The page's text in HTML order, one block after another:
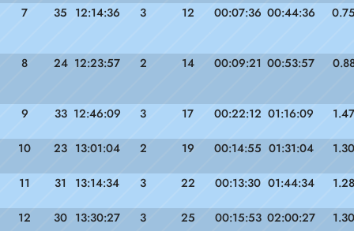
7 35 12:14:36 3 12 00:07:36 00:44:36
8 24 12:23:57 2 14 00:09:21 00:53:57
9 33 12:46:09 3 17 00:22:12 01:16:09 1.47
10 23 13:01:04 2 19 00:14:55 01:31:04 1.30
11 31 13:14:34 3 22 00:13:30 01:44:34 1.28
12 30 13:30:27 3 25 00:15:53 02:00:27 1.30